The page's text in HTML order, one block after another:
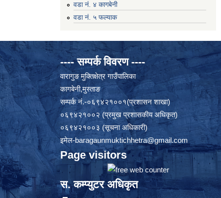
वडा नं. ४ कागबेनी
वडा नं. ५ फल्याक
---- सम्पर्क विवरण ----
वारागुङ मुक्तिक्षेत्र गाउँपालिका
कागबेनी,मुस्ताङ
सम्पर्क नं.-०६९४२१००१(प्रशासन शाखा)
०६९४२१००२ (प्रमुख प्रशासकीय अधिकृत)
०६९४२१००३ (सूचना अधिकारी)
इमेल-baragaunmuktichhetra@gmail.com
Page visitors
स. कम्प्युटर अधिकृत